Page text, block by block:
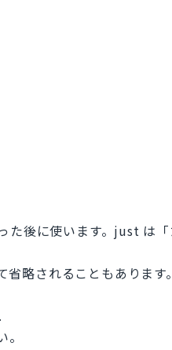
た後に使います。just は
略されることもあります。